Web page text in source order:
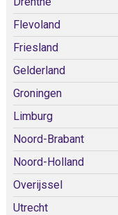
Flevoland
Friesland
Gelderland
Groningen
Limburg
Noord-Brabant
Noord-Holland
Overijssel
Utrecht